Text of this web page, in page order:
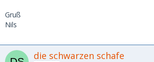
Gruß
Nils
die schwarzen schafe